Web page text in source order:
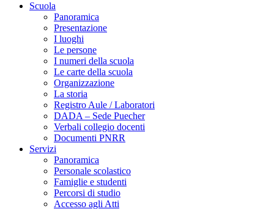
Scuola
Panoramica
Presentazione
I luoghi
Le persone
I numeri della scuola
Le carte della scuola
Organizzazione
La storia
Registro Aule / Laboratori
DADA – Sede Puecher
Verbali collegio docenti
Documenti PNRR
Servizi
Panoramica
Personale scolastico
Famiglie e studenti
Percorsi di studio
Accesso agli Atti